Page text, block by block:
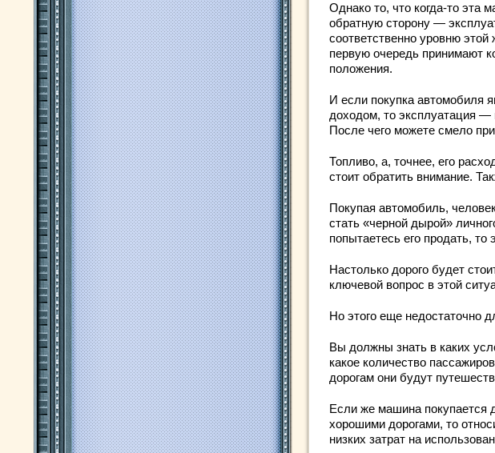
Однако то, что когда-то эта
обратную сторону —
соответственно уровню
первую очередь принимают
положения.
И если покупка автомобиля
доходом, то эксплуатация —
После чего можете смело
Топливо, а, точнее, его
стоит обратить внимание.
Покупая автомобиль,
стать «черной дырой»
попытаетесь его продать,
Настолько дорого будет
ключевой вопрос в этой
Но этого еще недостаточно
Вы должны знать в каких
какое количество
дорогам они будут
Если же машина покупается
хорошими дорогами, то
низких затрат на